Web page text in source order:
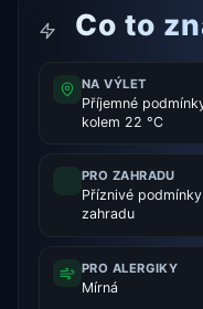
Co to
NA VÝLET
Příjemné
kolem 22 °C
PRO ZAHRADU
Příznivé
zahradu
PRO ALERGIKY
Mírná